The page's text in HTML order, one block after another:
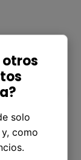
Para
empleo en
en una
lugar de
otros
solo
como